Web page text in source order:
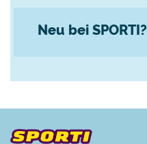
Neu bei SPORTI?